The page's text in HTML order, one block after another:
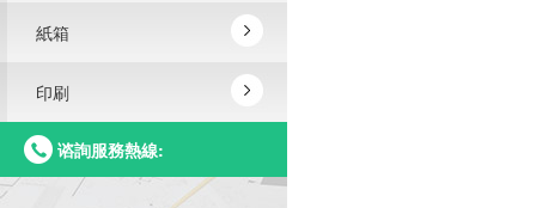
紙箱
印刷
谘詢服務熱線: